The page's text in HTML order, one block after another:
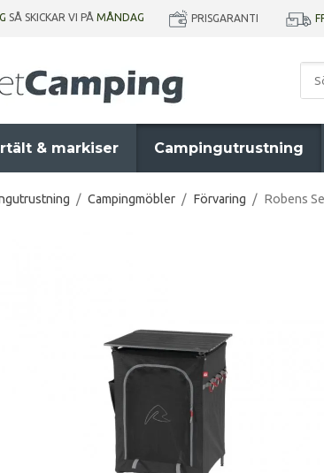
SÅ SKICKAR VI PÅ MÅNDAG PRISGARANTI
& markiser Campingutrustning
/ Campingmöbler / Förvaring / Robens